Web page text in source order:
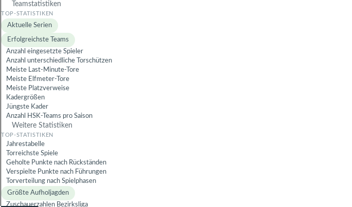
Teamstatistiken
Aktuelle Serien
Erfolgreichste Teams
Anzahl eingesetzte Spieler
Anzahl unterschiedliche Torschützen
Meiste Last-Minute-Tore
Meiste Elfmeter-Tore
Meiste Platzverweise
Kadergrößen
Jüngste Kader
Anzahl HSK-Teams pro Saison
Weitere Statistiken
Jahrestabelle
Torreichste Spiele
Geholte Punkte nach Rückständen
Verspielte Punkte nach Führungen
Torverteilung nach Spielphasen
Größte Aufholjagden
Zuschauerzahlen Bezirksliga